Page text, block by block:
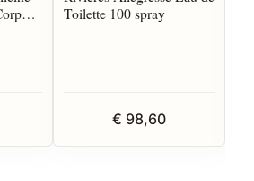
e
Toilette 100 spray
€ 98,60